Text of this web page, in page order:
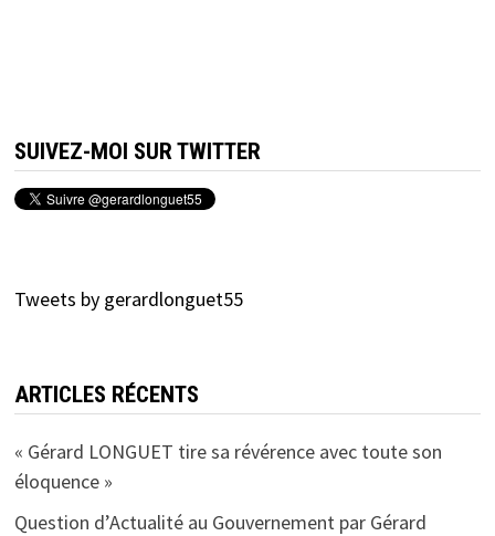
SUIVEZ-MOI SUR TWITTER
Tweets by gerardlonguet55
ARTICLES RÉCENTS
« Gérard LONGUET tire sa révérence avec toute son
éloquence »
Question d’Actualité au Gouvernement par Gérard